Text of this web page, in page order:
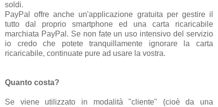
soldi.
PayPal offre anche un'applicazione gratuita per gestire il
tutto dal proprio smartphone ed una carta ricaricabile
marchiata PayPal. Se non fate un uso intensivo del servizio
io credo che potete tranquillamente ignorare la carta
ricaricabile, continuate pure ad usare la vostra.
Quanto costa?
Se viene utilizzato in modalità "cliente" (cioè da una